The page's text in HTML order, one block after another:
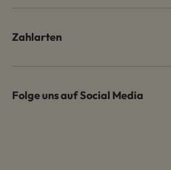
Zahlarten
Folge uns auf Social Media